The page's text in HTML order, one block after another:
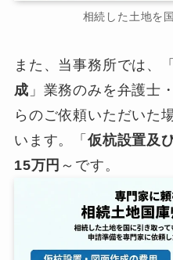
相続した土地を
また、当事務所では、「
成 」業務のみを弁護士
らのご依頼いただいた
います。「 仮杭設置及
15万円 ～です。